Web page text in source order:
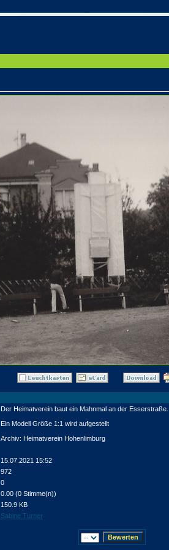
Der Heimatverein baut ein Mahnmal an der Esserstraße.
Ein Modell Größe 1:1 wird aufgestellt
Archiv: Heimatverein Hohenlimburg
15.07.2021 15:52
972
0
0.00 (0 Stimme(n))
150.9 KB
Sabine Turner